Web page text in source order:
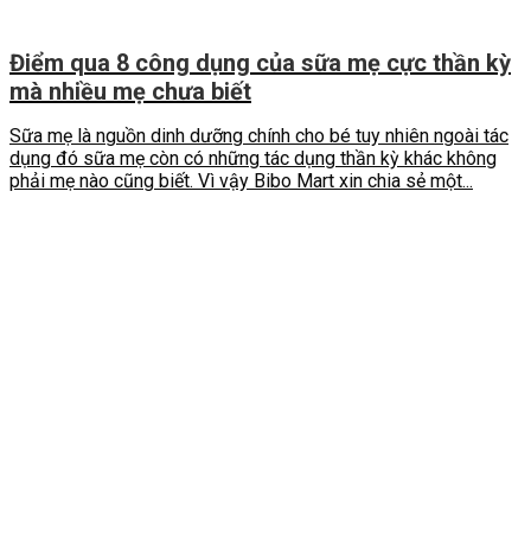
Điểm qua 8 công dụng của sữa mẹ cực thần kỳ
mà nhiều mẹ chưa biết
Sữa mẹ là nguồn dinh dưỡng chính cho bé tuy nhiên ngoài tác
dụng đó sữa mẹ còn có những tác dụng thần kỳ khác không
phải mẹ nào cũng biết. Vì vậy Bibo Mart xin chia sẻ một...